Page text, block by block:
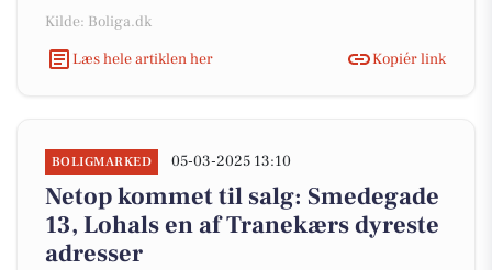
Kilde: Boliga.dk
Læs hele artiklen her
Kopiér link
BOLIGMARKED 05-03-2025 13:10
Netop kommet til salg: Smedegade
13, Lohals en af Tranekærs dyreste
adresser